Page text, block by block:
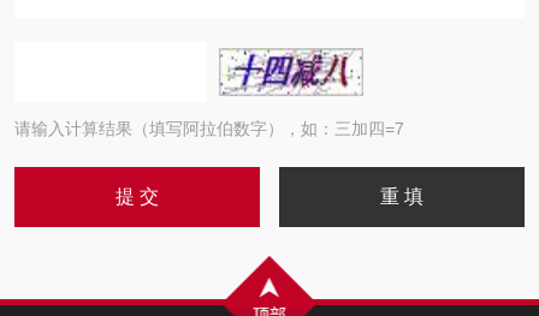
请输入计算结果（填写阿拉伯数字），如：三加四=7